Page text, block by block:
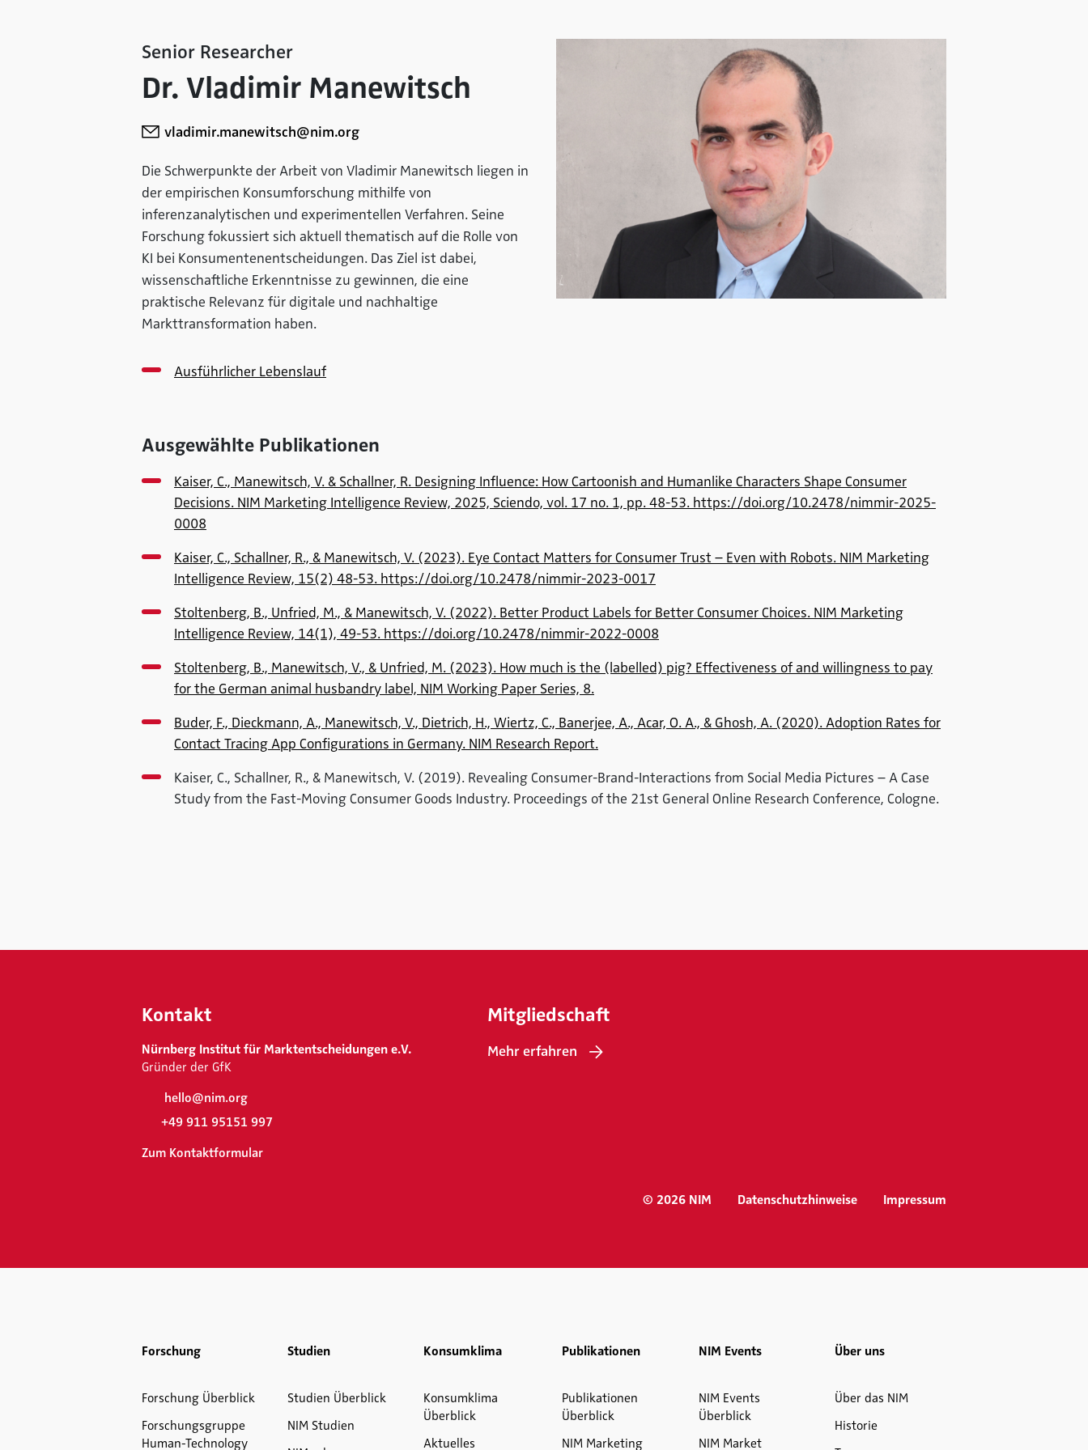
Senior Researcher
Dr. Vladimir Manewitsch
vladimir.manewitsch@nim.org
Die Schwerpunkte der Arbeit von Vladimir Manewitsch liegen in
der empirischen Konsumforschung mithilfe von
inferenzanalytischen und experimentellen Verfahren. Seine
Forschung fokussiert sich aktuell thematisch auf die Rolle von
KI bei Konsumentenentscheidungen. Das Ziel ist dabei,
wissenschaftliche Erkenntnisse zu gewinnen, die eine
praktische Relevanz für digitale und nachhaltige
Markttransformation haben.
Ausführlicher Lebenslauf
Ausgewählte Publikationen
Kaiser, C., Manewitsch, V. & Schallner, R. Designing Influence: How Cartoonish and Humanlike Characters Shape Consumer
Decisions. NIM Marketing Intelligence Review, 2025, Sciendo, vol. 17 no. 1, pp. 48-53. https://doi.org/10.2478/nimmir-2025-
0008
Kaiser, C., Schallner, R., & Manewitsch, V. (2023). Eye Contact Matters for Consumer Trust – Even with Robots. NIM Marketing
Intelligence Review, 15(2) 48-53. https://doi.org/10.2478/nimmir-2023-0017
Stoltenberg, B., Unfried, M., & Manewitsch, V. (2022). Better Product Labels for Better Consumer Choices. NIM Marketing
Intelligence Review, 14(1), 49-53. https://doi.org/10.2478/nimmir-2022-0008
Stoltenberg, B., Manewitsch, V., & Unfried, M. (2023). How much is the (labelled) pig? Effectiveness of and willingness to pay
for the German animal husbandry label, NIM Working Paper Series, 8.
Buder, F., Dieckmann, A., Manewitsch, V., Dietrich, H., Wiertz, C., Banerjee, A., Acar, O. A., & Ghosh, A. (2020). Adoption Rates for
Contact Tracing App Configurations in Germany. NIM Research Report.
Kaiser, C., Schallner, R., & Manewitsch, V. (2019). Revealing Consumer-Brand-Interactions from Social Media Pictures – A Case
Study from the Fast-Moving Consumer Goods Industry. Proceedings of the 21st General Online Research Conference, Cologne.
Kontakt
Nürnberg Institut für Marktentscheidungen e.V.
Gründer der GfK
hello@nim.org
+49 911 95151 997
Zum Kontaktformular
Mitgliedschaft
Mehr erfahren
© 2026 NIM Datenschutzhinweise Impressum
Forschung
Forschung Überblick
Forschungsgruppe
Human-Technology
Studien
Studien Überblick
NIM Studien
Konsumklima
Konsumklima
Überblick
Aktuelles
Publikationen
Publikationen
Überblick
NIM Marketing
NIM Events
NIM Events
Überblick
NIM Market
Über uns
Über das NIM
Historie